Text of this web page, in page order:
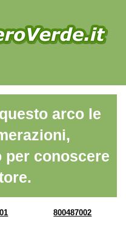
arco le
per conoscere
800487002